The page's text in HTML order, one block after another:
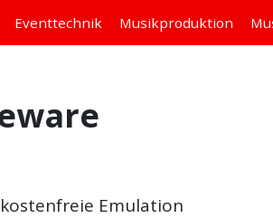
Eventtechnik Musikproduktion
Emulation